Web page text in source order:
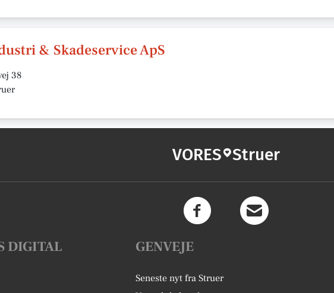
& Skadeservice ApS
38
VORES Struer
DIGITAL GENVEJE
Seneste nyt fra Struer